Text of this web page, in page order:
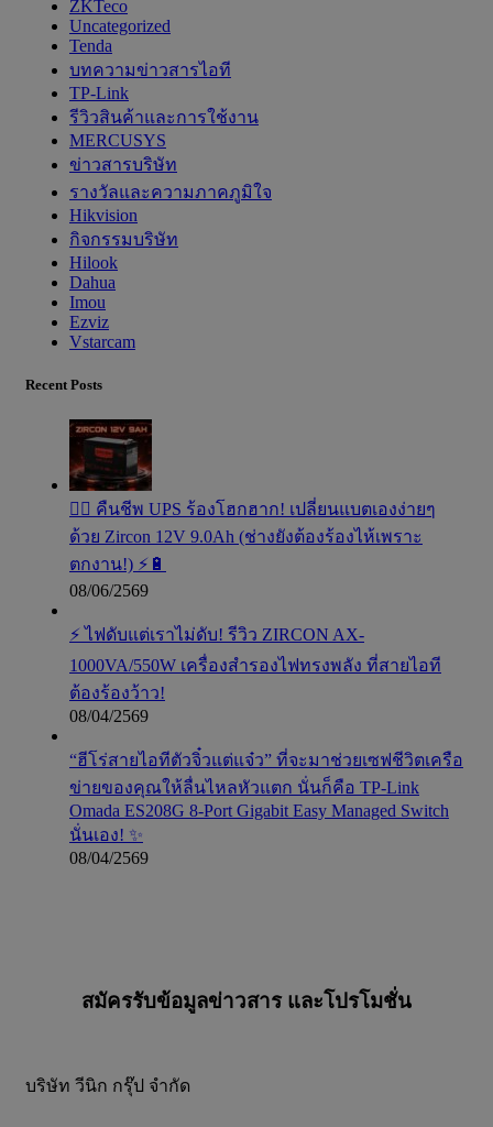
ZKTeco
Uncategorized
Tenda
บทความข่าวสารไอที
TP-Link
รีวิวสินค้าและการใช้งาน
MERCUSYS
ข่าวสารบริษัท
รางวัลและความภาคภูมิใจ
Hikvision
กิจกรรมบริษัท
Hilook
Dahua
Imou
Ezviz
Vstarcam
Recent Posts
🧟‍♂️ คืนชีพ UPS ร้องโฮกฮาก! เปลี่ยนแบตเองง่ายๆ
ด้วย Zircon 12V 9.0Ah (ช่างยังต้องร้องไห้เพราะ
ตกงาน!) ⚡️🔋
08/06/2569
⚡ ไฟดับแต่เราไม่ดับ! รีวิว ZIRCON AX-
1000VA/550W เครื่องสำรองไฟทรงพลัง ที่สายไอที
ต้องร้องว้าว!
08/04/2569
“ฮีโร่สายไอทีตัวจิ๋วแต่แจ๋ว” ที่จะมาช่วยเซฟชีวิตเครือ
ข่ายของคุณให้ลื่นไหลหัวแตก นั่นก็คือ TP-Link
Omada ES208G 8-Port Gigabit Easy Managed Switch
นั่นเอง! ✨
08/04/2569
สมัครรับข้อมูลข่าวสาร และโปรโมชั่น
บริษัท วีนิก กรุ๊ป จำกัด